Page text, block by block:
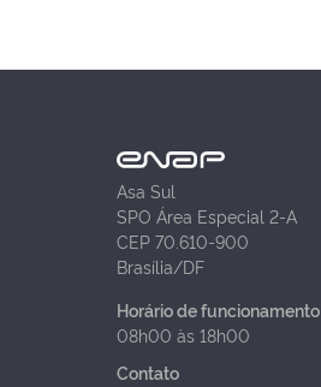
Asa Sul
SPO Área Especial 2-A
CEP 70.610-900
Brasília/DF
Horário de funcionamento
08h00 às 18h00
Contato